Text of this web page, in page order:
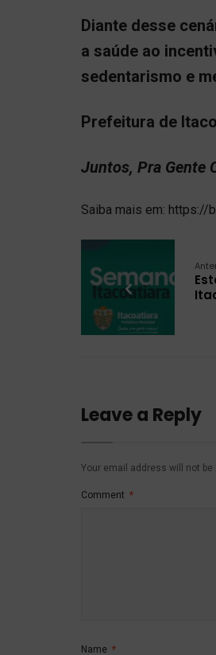
Diante desse
a saúde ao
sedentarismo e
Prefeitura de
Juntos, Pra Gente
Saiba mais em:
Leave a Reply
Your email address will not be
Comment *
Name *